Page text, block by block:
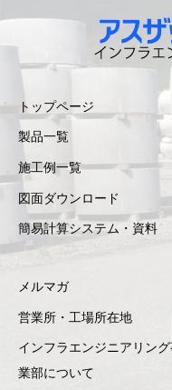
トップページ
製品一覧
施工例一覧
図面ダウンロード
簡易計算システム・資料
メルマガ
営業所・工場所在地
インフラエンジニアリン
業部について